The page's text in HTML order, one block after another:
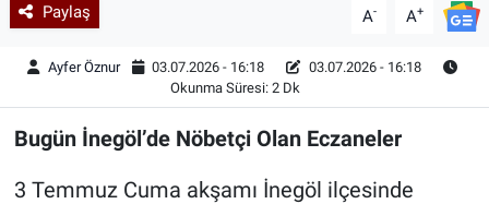
Paylaş A- A+
Ayfer Öznur 03.07.2026 - 16:18
03.07.2026 - 16:18
Okunma Süresi: 2 Dk
Bugün İnegöl’de Nöbetçi Olan Eczaneler
3 Temmuz Cuma akşamı İnegöl ilçesinde